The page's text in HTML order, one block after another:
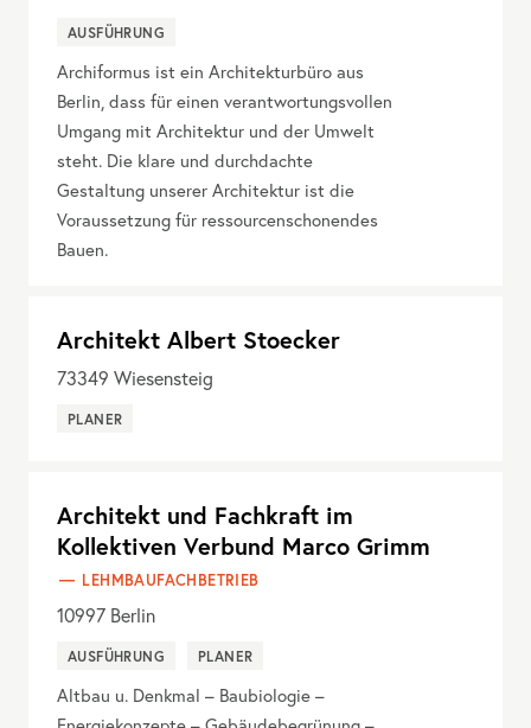
AUSFÜHRUNG
Archiformus ist ein Architekturbüro aus
Berlin, dass für einen verantwortungsvollen
Umgang mit Architektur und der Umwelt
steht. Die klare und durchdachte
Gestaltung unserer Architektur ist die
Voraussetzung für ressourcenschonendes
Bauen.
Architekt Albert Stoecker
73349 Wiesensteig
PLANER
Architekt und Fachkraft im
Kollektiven Verbund Marco Grimm
LEHMBAUFACHBETRIEB
10997 Berlin
AUSFÜHRUNG PLANER
Altbau u. Denkmal – Baubiologie –